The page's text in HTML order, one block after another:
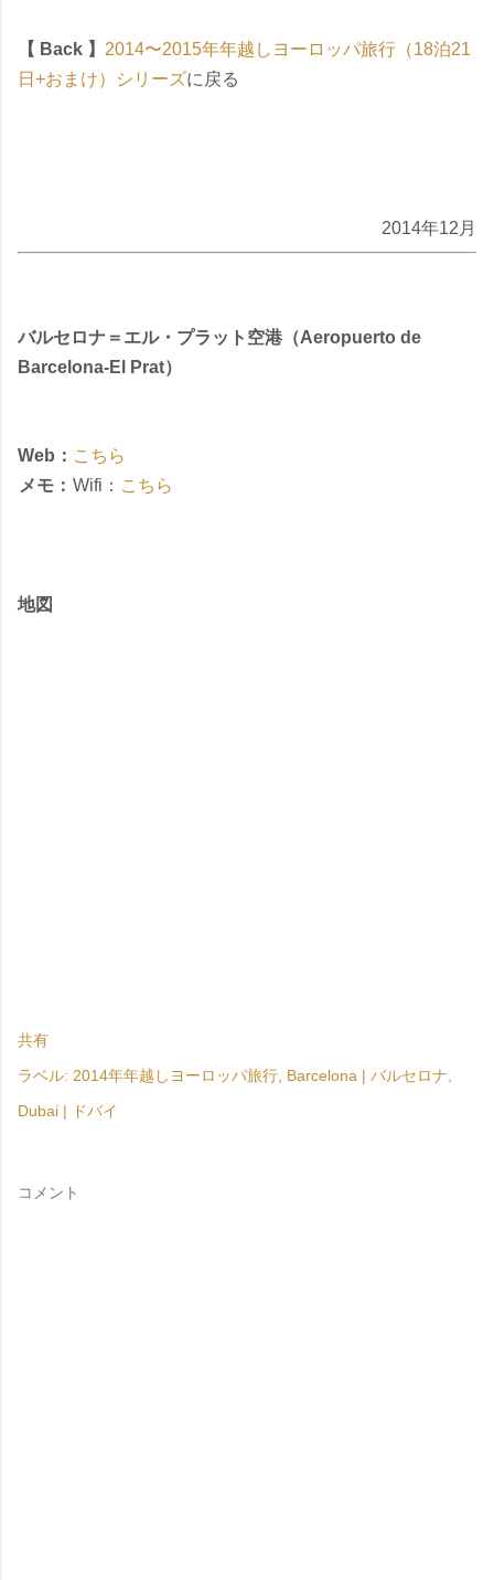
【 Back 】 2014〜2015年年越しヨーロッパ旅行（18泊21
日+おまけ）シリーズに戻る
2014年12月
バルセロナ＝エル・プラット空港（Aeropuerto de
Barcelona-El Prat）
Web： こちら
メモ： Wifi： こちら
地図
共有
ラベル: 2014年年越しヨーロッパ旅行 Barcelona | バルセロナ
Dubai | ドバイ
コメント